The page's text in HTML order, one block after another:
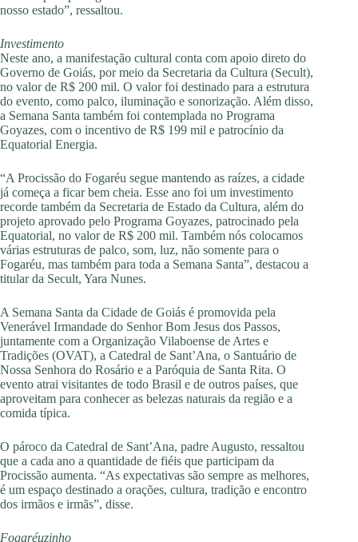
nosso estado”, ressaltou.
Investimento
Neste ano, a manifestação cultural conta com apoio direto do
Governo de Goiás, por meio da Secretaria da Cultura (Secult),
no valor de R$ 200 mil. O valor foi destinado para a estrutura
do evento, como palco, iluminação e sonorização. Além disso,
a Semana Santa também foi contemplada no Programa
Goyazes, com o incentivo de R$ 199 mil e patrocínio da
Equatorial Energia.
“A Procissão do Fogaréu segue mantendo as raízes, a cidade
já começa a ficar bem cheia. Esse ano foi um investimento
recorde também da Secretaria de Estado da Cultura, além do
projeto aprovado pelo Programa Goyazes, patrocinado pela
Equatorial, no valor de R$ 200 mil. Também nós colocamos
várias estruturas de palco, som, luz, não somente para o
Fogaréu, mas também para toda a Semana Santa”, destacou a
titular da Secult, Yara Nunes.
A Semana Santa da Cidade de Goiás é promovida pela
Venerável Irmandade do Senhor Bom Jesus dos Passos,
juntamente com a Organização Vilaboense de Artes e
Tradições (OVAT), a Catedral de Sant’Ana, o Santuário de
Nossa Senhora do Rosário e a Paróquia de Santa Rita. O
evento atrai visitantes de todo Brasil e de outros países, que
aproveitam para conhecer as belezas naturais da região e a
comida típica.
O pároco da Catedral de Sant’Ana, padre Augusto, ressaltou
que a cada ano a quantidade de fiéis que participam da
Procissão aumenta. “As expectativas são sempre as melhores,
é um espaço destinado a orações, cultura, tradição e encontro
dos irmãos e irmãs”, disse.
Fogaréuzinho